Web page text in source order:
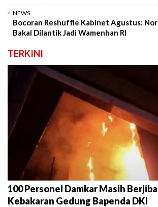
NEWS
Bocoran Reshuffle Kabinet Agustus:
Bakal Dilantik Jadi Wamenhan RI
TERKINI
100 Personel Damkar Masih
Kebakaran Gedung Bapenda DKI